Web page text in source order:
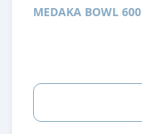
MEDAKA BOWL 600